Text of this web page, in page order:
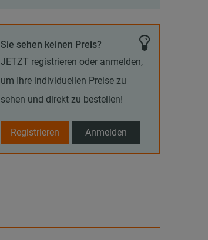
Sie sehen keinen Preis?
JETZT registrieren oder anmelden,
um Ihre individuellen Preise zu
sehen und direkt zu bestellen!
Registrieren Anmelden